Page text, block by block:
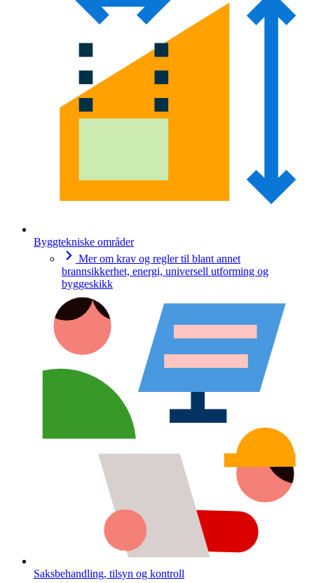
Byggtekniske områder
Mer om krav og regler til blant annet
brannsikkerhet, energi, universell utforming og
byggeskikk
Saksbehandling, tilsyn og kontroll